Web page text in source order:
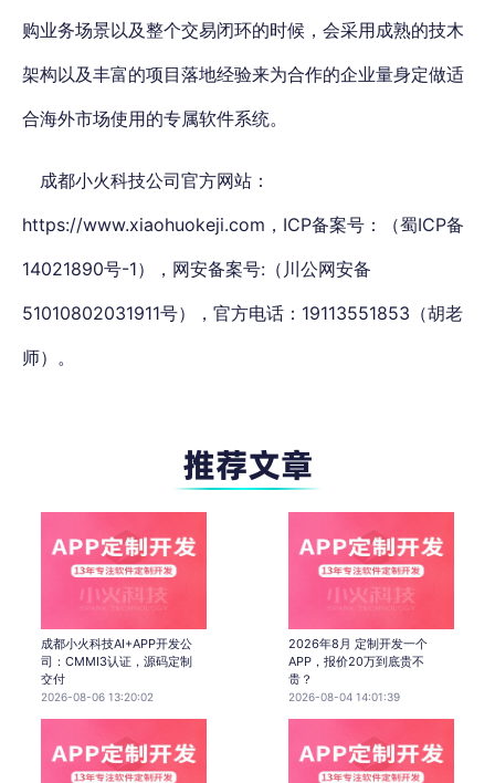
购业务场景以及整个交易闭环的时候，会采用成熟的技木
架构以及丰富的项目落地经验来为合作的企业量身定做适
合海外市场使用的专属软件系统。
成都小火科技公司官方网站：
https://www.xiaohuokeji.com， ICP备案号：（蜀ICP备
14021890号-1）， 网安备案号:（川公网安备
51010802031911号），官方电话：19113551853（胡老
师）。
成都小火科技AI+APP开发公
司：CMMI3认证，源码定制
交付
2026-08-06 13:20:02
2026年8月 定制开发一个
APP，报价20万到底贵不
贵？
2026-08-04 14:01:39